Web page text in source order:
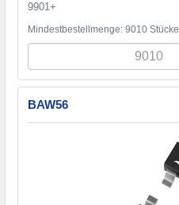
9901+
Mindestbestellmenge: 9010 Stücke
BAW56